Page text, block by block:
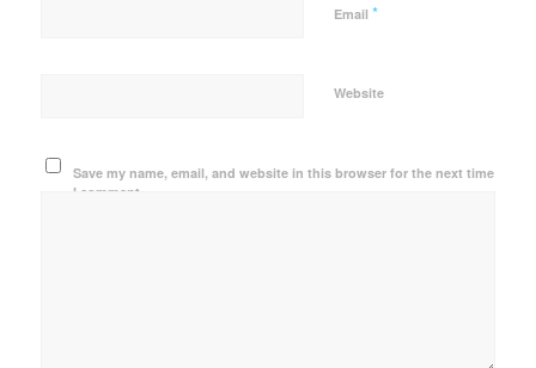
Email *
Website
Save my name, email, and website in this browser for the next time
I comment.